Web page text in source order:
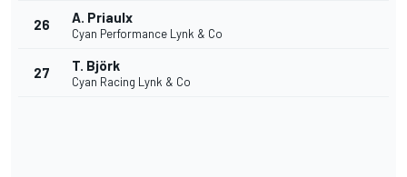
26 A. Priaulx
Cyan Performance Lynk & Co
27 T. Björk
Cyan Racing Lynk & Co